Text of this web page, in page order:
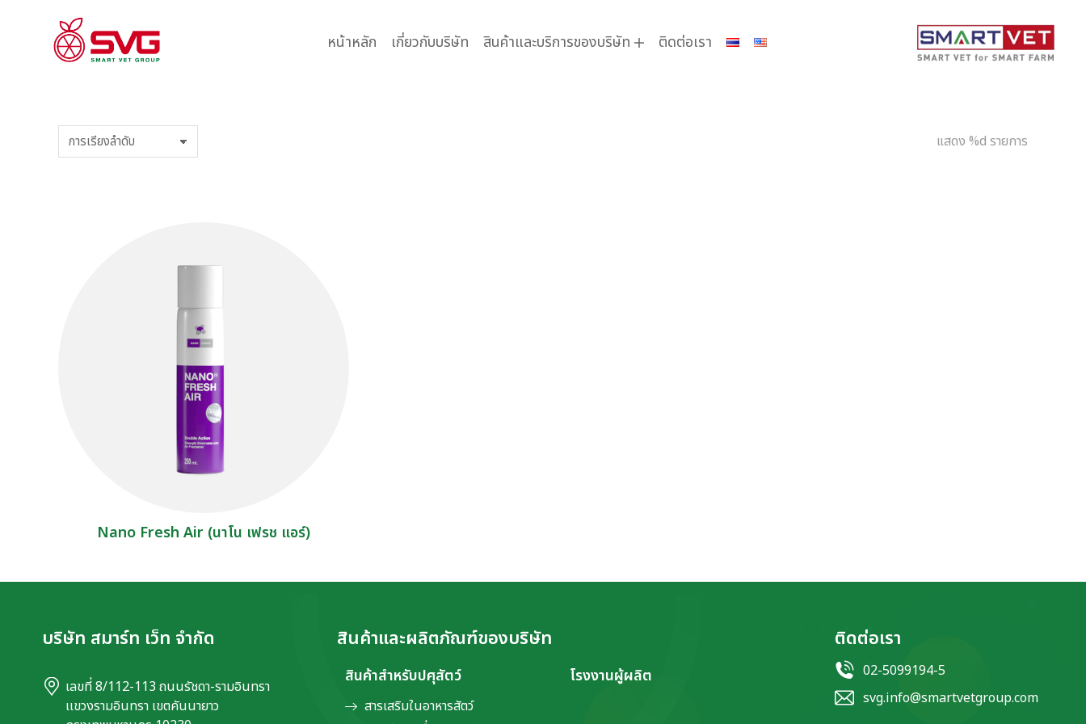
หน้าหลัก เกี่ยวกับบริษัท สินค้าและบริการของบริษัท ติดต่อเรา
แสดง %d รายการ
Nano Fresh Air (นาโน เฟรช แอร์)
บริษัท สมาร์ท เว็ท จำกัด
เลขที่ 8/112-113 ถนนรัชดา-รามอินทรา
เเขวงรามอินทรา เขตคันนายาว
สินค้าและผลิตภัณฑ์ของบริษัท
สินค้าสำหรับปศุสัตว์
สารเสริมในอาหารสัตว์
โรงงานผู้ผลิต
ติดต่อเรา
02-5099194-5
svg.info@smartvetgroup.com